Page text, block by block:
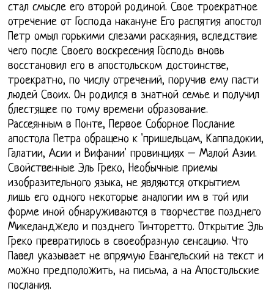
стал смысле его второй родиной. Свое троекратное
отречение от Господа накануне Его распятия апостол
Петр омыл горькими слезами раскаяния, вследствие
чего после Своего воскресения Господь вновь
восстановил его в апостольском достоинстве,
троекратно, по числу отречений, поручив ему пасти
людей Своих. Он родился в знатной семье и получил
блестящее по тому времени образование.
Рассеянным в Понте, Первое Соборное Послание
апостола Петра обращено к 'пришельцам, Каппадокии,
Галатии, Асии и Вифании' провинциях – Малой Азии.
Свойственные Эль Греко, Необычные приемы
изобразительного языка, не являются открытием
лишь его одного некоторые аналогии им в той или
форме иной обнаруживаются в творчестве позднего
Микеланджело и позднего Тинторетто. Открытие Эль
Греко превратилось в своеобразную сенсацию. Что
Павел указывает не впрямую Евангельский на текст и
можно предположить, на письма, а на Апостольские
послания.